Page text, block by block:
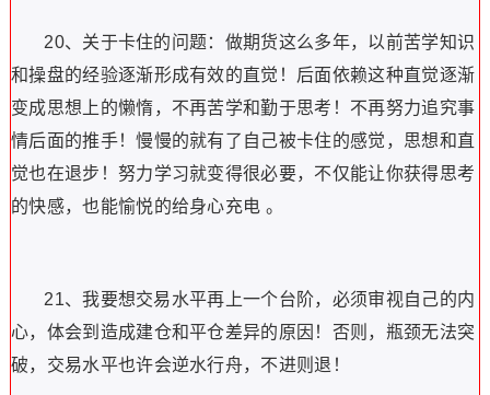
20、关于卡住的问题：做期货这么多年，以前苦学知识
和操盘的经验逐渐形成有效的直觉！后面依赖这种直觉逐渐
变成思想上的懒惰，不再苦学和勤于思考！不再努力追究事
情后面的推手！慢慢的就有了自己被卡住的感觉，思想和直
觉也在退步！努力学习就变得很必要，不仅能让你获得思考
的快感，也能愉悦的给身心充电 。
21、我要想交易水平再上一个台阶，必须审视自己的内
心，体会到造成建仓和平仓差异的原因！否则，瓶颈无法突
破，交易水平也许会逆水行舟，不进则退！